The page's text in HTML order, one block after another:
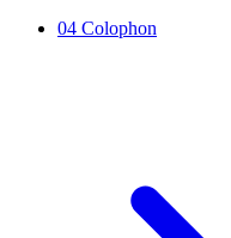
04 Colophon